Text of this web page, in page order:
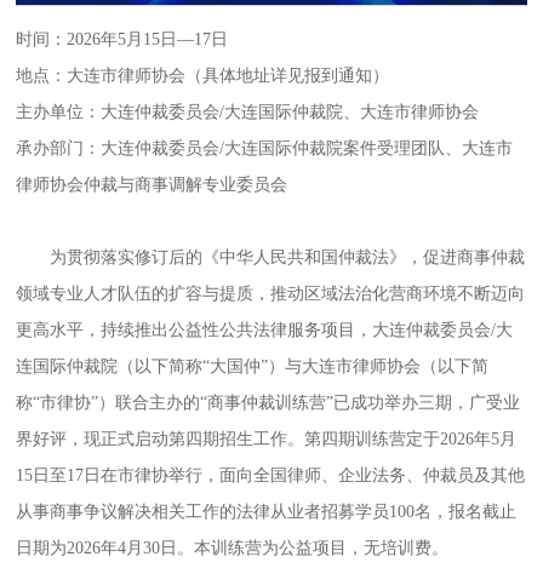
时间：2026年5月15日—17日
地点：大连市律师协会（具体地址详见报到通知）
主办单位：大连仲裁委员会/大连国际仲裁院、大连市律师协会
承办部门：大连仲裁委员会/大连国际仲裁院案件受理团队、大连市
律师协会仲裁与商事调解专业委员会
为贯彻落实修订后的《中华人民共和国仲裁法》，促进商事仲裁
领域专业人才队伍的扩容与提质，推动区域法治化营商环境不断迈向
更高水平，持续推出公益性公共法律服务项目，大连仲裁委员会/大
连国际仲裁院（以下简称“大国仲”）与大连市律师协会（以下简
称“市律协”）联合主办的“商事仲裁训练营”已成功举办三期，广受业
界好评，现正式启动第四期招生工作。第四期训练营定于2026年5月
15日至17日在市律协举行，面向全国律师、企业法务、仲裁员及其他
从事商事争议解决相关工作的法律从业者招募学员100名，报名截止
日期为2026年4月30日。本训练营为公益项目，无培训费。